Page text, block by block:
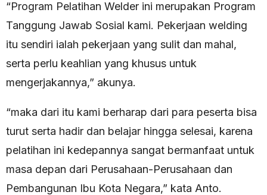
“Program Pelatihan Welder ini merupakan Program
Tanggung Jawab Sosial kami. Pekerjaan welding
itu sendiri ialah pekerjaan yang sulit dan mahal,
serta perlu keahlian yang khusus untuk
mengerjakannya,” akunya.
“maka dari itu kami berharap dari para peserta bisa
turut serta hadir dan belajar hingga selesai, karena
pelatihan ini kedepannya sangat bermanfaat untuk
masa depan dari Perusahaan-Perusahaan dan
Pembangunan Ibu Kota Negara,” kata Anto.